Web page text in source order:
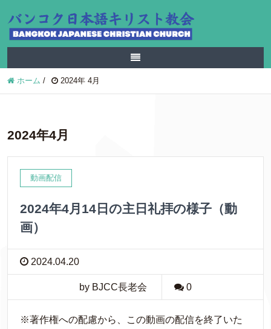
ホーム / 2024年 4月
2024年4月
動画配信
2024年4月14日の主日礼拝の様子（動
画）
2024.04.20
by BJCC長老会 0
※著作権への配慮から、この動画の配信を終了いた